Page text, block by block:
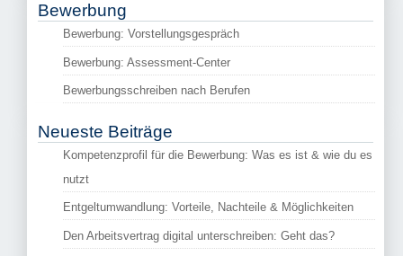
Bewerbung
Bewerbung: Vorstellungsgespräch
Bewerbung: Assessment-Center
Bewerbungsschreiben nach Berufen
Neueste Beiträge
Kompetenzprofil für die Bewerbung: Was es ist & wie du es
nutzt
Entgeltumwandlung: Vorteile, Nachteile & Möglichkeiten
Den Arbeitsvertrag digital unterschreiben: Geht das?